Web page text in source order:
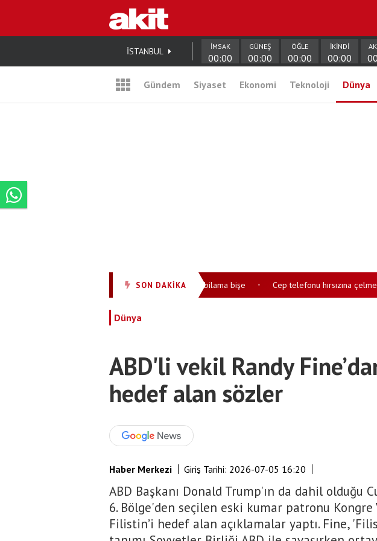
İSTANBUL İMSAK
00:00
GÜNEŞ
00:00
ÖĞLE
00:00
İKİNDİ
00:00
Gündem Siyaset Ekonomi Teknoloji Dünya
SON DAKİKA
Trabzonlu teyzeler gülmekten kırıp geçirdi: O ne bilama bişe • Cep telefonu hırsızına çelmeli
Dünya
ABD'li vekil Randy
hedef alan sözler
Haber Merkezi Giriş Tarihi: 2026-07-05 16:20
ABD Başkanı Donald Trump'ın da dahil olduğu
6. Bölge'den seçilen eski kumar patronu Kongre
Filistin’i hedef alan açıklamalar yaptı. Fine,